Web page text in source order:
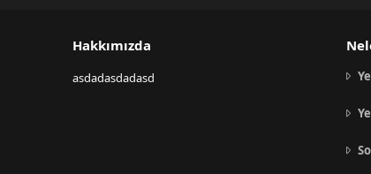
Hakkımızda
asdadasdadasd